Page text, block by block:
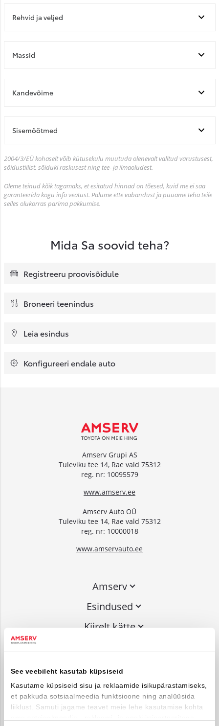
See veebileht kasutab küpsiseid
Kasutame küpsiseid sisu ja reklaamide isikupärastamiseks,
et pakkuda sotsiaalmeedia funktsioone ning analüüsida
liiklust. Samuti jagame teavet meie lehe kasutamise kohta
Rehvid ja veljed
Massid
Kandevõime
Sisemõõtmed
2004/3/EÜ kohaselt võib kütusekulu muutuda olenevalt valitud varustusest,
sõidustiilist, sõiduki raskusest ning tee- ja ilmaoludest.
Oleme teinud kõik tagamaks, et esitatud hinnad on tõesed, kuid me ei saa
garanteerida kogu info veatust. Palume ette vabandust ja püüame teha teile
selles olukorras parima pakkumise.
Mida Sa soovid teha?
Registreeru proovisõidule
Broneeri teenindus
Leia esindus
Konfigureeri endale auto
Amserv Grupi AS
Tuleviku tee 14, Rae vald 75312
reg. nr: 10095579
www.amserv.ee
Amserv Auto OÜ
Tuleviku tee 14, Rae vald 75312
reg. nr: 10000018
www.amservauto.ee
Amserv
Esindused
Kiirelt kätte
Võta ühendust
info@amserv.ee